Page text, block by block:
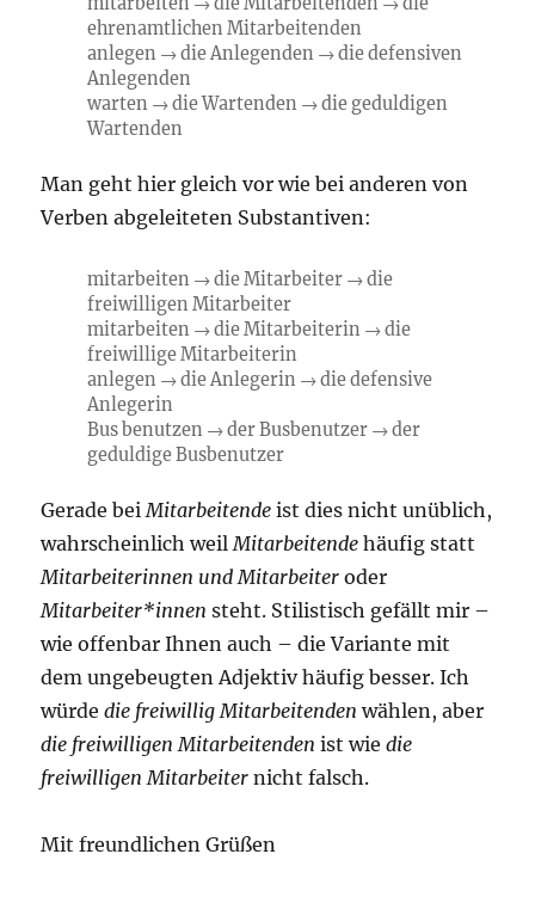
ehrenamtlichen Mitarbeitenden
anlegen → die Anlegenden → die defensiven
Anlegenden
warten → die Wartenden → die geduldigen
Wartenden
Man geht hier gleich vor wie bei anderen von
Verben abgeleiteten Substantiven:
mitarbeiten → die Mitarbeiter → die
freiwilligen Mitarbeiter
mitarbeiten → die Mitarbeiterin → die
freiwillige Mitarbeiterin
anlegen → die Anlegerin → die defensive
Anlegerin
Bus benutzen → der Busbenutzer → der
geduldige Busbenutzer
Gerade bei Mitarbeitende ist dies nicht unüblich,
wahrscheinlich weil Mitarbeitende häufig statt
Mitarbeiterinnen und Mitarbeiter oder
Mitarbeiter*innen steht. Stilistisch gefällt mir –
wie offenbar Ihnen auch – die Variante mit
dem ungebeugten Adjektiv häufig besser. Ich
würdedie freiwillig Mitarbeitenden wählen, aber
die freiwilligen Mitarbeitenden ist wiedie
freiwilligen Mitarbeiter nicht falsch.
Mit freundlichen Grüßen